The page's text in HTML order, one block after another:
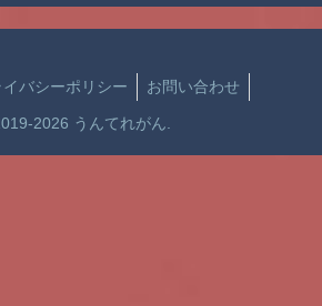
イバシーポリシー お問い合わせ
2026 うんてれがん.